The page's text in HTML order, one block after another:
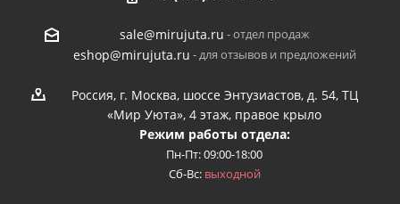
sale@mirujuta.ru - отдел продаж
eshop@mirujuta.ru - для отзывов и предложений
Россия, г. Москва, шоссе Энтузиастов, д. 54, ТЦ
«Мир Уюта», 4 этаж, правое крыло
Режим работы отдела:
Пн-Пт: 09:00-18:00
Сб-Вс: выходной